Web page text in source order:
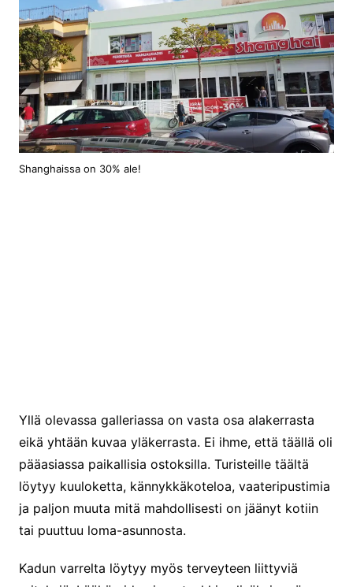
Shanghaissa on 30% ale!
Yllä olevassa galleriassa on vasta osa alakerrasta
eikä yhtään kuvaa yläkerrasta. Ei ihme, että täällä oli
pääasiassa paikallisia ostoksilla. Turisteille täältä
löytyy kuuloketta, kännykkäkoteloa, vaateripustimia
ja paljon muuta mitä mahdollisesti on jäänyt kotiin
tai puuttuu loma-asunnosta.
Kadun varrelta löytyy myös terveyteen liittyviä